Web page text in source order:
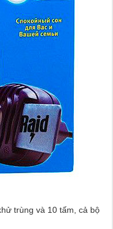
trùng và 10 tấm, cả bộ